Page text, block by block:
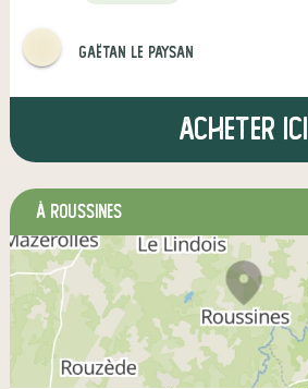
Gaëtan le paysan
Acheter ici
à Roussines